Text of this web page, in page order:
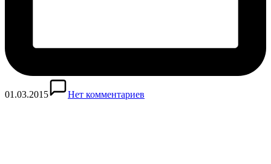
01.03.2015 Нет комментариев